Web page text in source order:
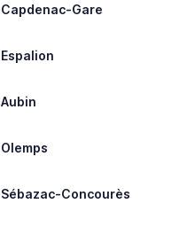
Capdenac-Gare
Espalion
Aubin
Olemps
Sébazac-Concourès